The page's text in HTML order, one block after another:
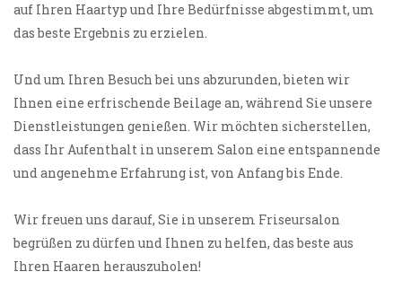
auf Ihren Haartyp und Ihre Bedürfnisse abgestimmt, um
das beste Ergebnis zu erzielen.
Und um Ihren Besuch bei uns abzurunden, bieten wir
Ihnen eine erfrischende Beilage an, während Sie unsere
Dienstleistungen genießen. Wir möchten sicherstellen,
dass Ihr Aufenthalt in unserem Salon eine entspannende
und angenehme Erfahrung ist, von Anfang bis Ende.
Wir freuen uns darauf, Sie in unserem Friseursalon
begrüßen zu dürfen und Ihnen zu helfen, das beste aus
Ihren Haaren herauszuholen!